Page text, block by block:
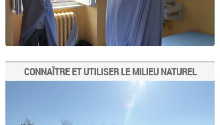
CONNAÎTRE ET UTILISER LE MILIEU NATUREL